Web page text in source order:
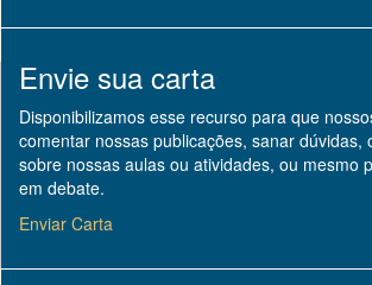
Envie sua carta
Disponibilizamos esse recurso para que
comentar nossas publicações, sanar dúvidas,
sobre nossas aulas ou atividades, ou mesmo
em debate.
Enviar Carta